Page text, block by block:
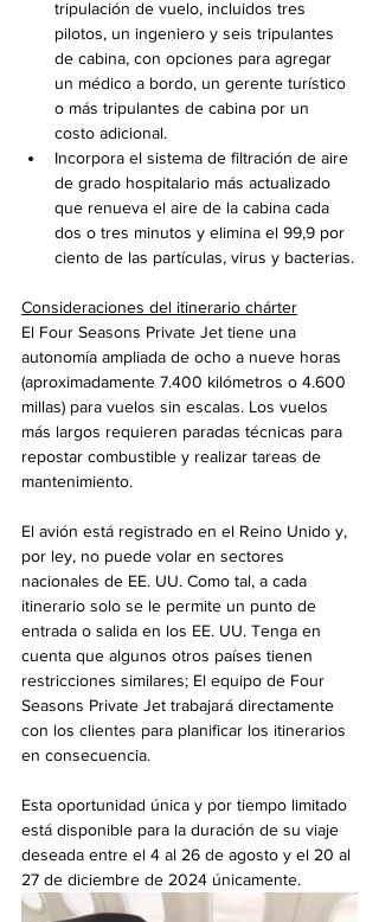
tripulación de vuelo, incluidos tres
pilotos, un ingeniero y seis tripulantes
de cabina, con opciones para agregar
un médico a bordo, un gerente turístico
o más tripulantes de cabina por un
costo adicional.
Incorpora el sistema de filtración de aire
de grado hospitalario más actualizado
que renueva el aire de la cabina cada
dos o tres minutos y elimina el 99,9 por
ciento de las partículas, virus y bacterias.
Consideraciones del itinerario chárter
El Four Seasons Private Jet tiene una
autonomía ampliada de ocho a nueve horas
(aproximadamente 7.400 kilómetros o 4.600
millas) para vuelos sin escalas. Los vuelos
más largos requieren paradas técnicas para
repostar combustible y realizar tareas de
mantenimiento.
El avión está registrado en el Reino Unido y,
por ley, no puede volar en sectores
nacionales de EE. UU. Como tal, a cada
itinerario solo se le permite un punto de
entrada o salida en los EE. UU. Tenga en
cuenta que algunos otros países tienen
restricciones similares; El equipo de Four
Seasons Private Jet trabajará directamente
con los clientes para planificar los itinerarios
en consecuencia.
Esta oportunidad única y por tiempo limitado
está disponible para la duración de su viaje
deseada entre el 4 al 26 de agosto y el 20 al
27 de diciembre de 2024 únicamente.